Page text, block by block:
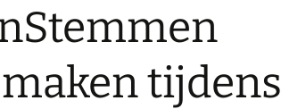
tijdens